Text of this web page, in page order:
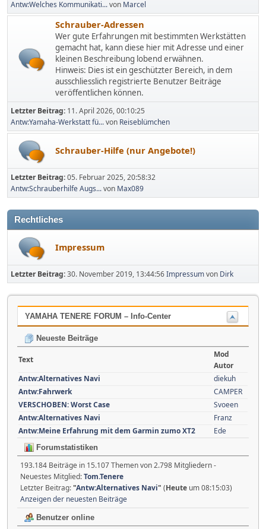
Antw:Welches Kommunikati...von Marcel
Schrauber-Adressen
Wer gute Erfahrungen mit bestimmten Werkstätten
gemacht hat, kann diese hier mit Adresse und einer
kleinen Beschreibung lobend erwähnen.
Hinweis: Dies ist ein geschützter Bereich, in dem
ausschliesslich registrierte Benutzer Beiträge
veröffentlichen können.
Letzter Beitrag: 11. April 2026, 00:10:25
Antw:Yamaha-Werkstatt fü...von Reiseblümchen
Schrauber-Hilfe (nur Angebote!)
Letzter Beitrag:05. Februar 2025, 20:58:32
Antw:Schrauberhilfe Augs...von Max089
Rechtliches
Impressum
Letzter Beitrag:30. November 2019, 13:44:56Impressumvon Dirk
YAMAHA TENERE FORUM – Info-Center
Neueste Beiträge
Text
Mod
Autor
Antw:Alternatives Navi
diekuh
Antw:Fahrwerk
CAMPER
VERSCHOBEN: Worst Case
Svoeen
Antw:Alternatives Navi
Franz
Antw:Meine Erfahrung mit dem Garmin zumo XT2
Ede
Forumstatistiken
193.184 Beiträge in 15.107 Themen von 2.798 Mitgliedern -
Neuestes Mitglied:Tom.Tenere
Letzter Beitrag:"Antw:Alternatives Navi" (Heute um 08:15:03)
Anzeigen der neuesten Beiträge
Benutzer online